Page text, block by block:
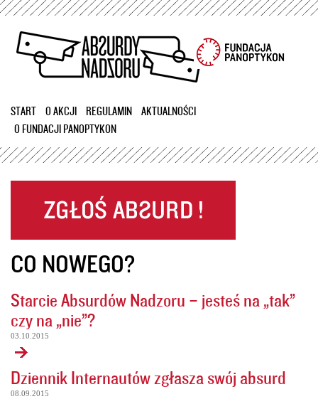
Przejdź
treści
START O AKCJI REGULAMIN
AKTUALNOŚCI
O FUNDACJI PANOPTYKON
CO NOWEGO?
Starcie Absurdów Nadzoru – jesteś na „tak”
czy na „nie”?
03.10.2015
Dziennik Internautów zgłasza swój absurd
08.09.2015